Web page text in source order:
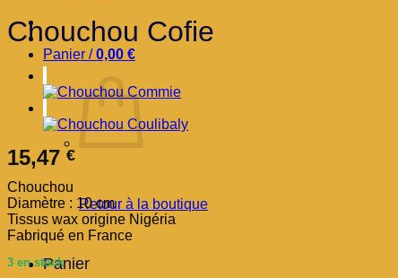
Panier /0,00 €
Retour à la boutique
Panier
Chouchou Cofie
15,47 €
Chouchou
Diamètre : 10 cm
Tissus wax origine Nigéria
Fabriqué en France
3 en stock